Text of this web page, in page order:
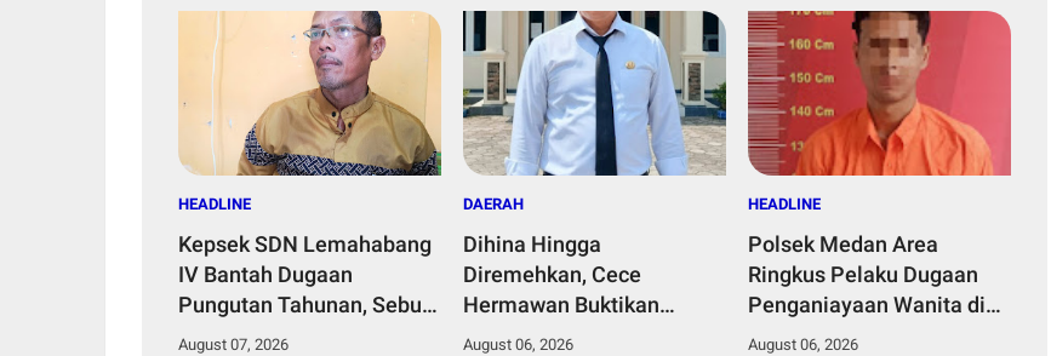
HEADLINE
Kepsek SDN Lemahabang
IV Bantah Dugaan
Pungutan Tahunan, Sebut
Dana Perbaikan Jalan
August 07, 2026
DAERAH
Dihina Hingga
Diremehkan, Cece
Hermawan Buktikan
Kepemimpinan Humanis
August 06, 2026
HEADLINE
Polsek Medan Area
Ringkus Pelaku Dugaan
Penganiayaan Wanita di
Depan SPBU Jalan Denai,
August 06, 2026